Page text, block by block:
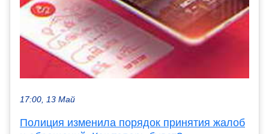
17:00, 13 Май
Полиция изменила порядок принятия жалоб